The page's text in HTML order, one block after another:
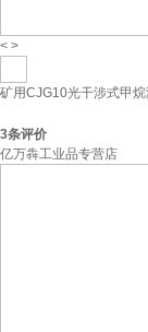
< >
矿用CJG10光干涉式甲
3条评价
亿万犇工业品专营店